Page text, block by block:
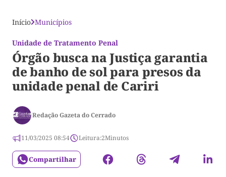
Início Municípios
Unidade de Tratamento Penal
Órgão busca na Justiça garantia
de banho de sol para presos da
unidade penal de Cariri
Redação Gazeta do Cerrado
11/03/2025 08:54 Leitura:2Minutos
Compartilhar